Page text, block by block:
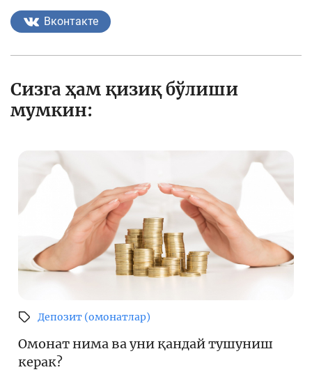
Вконтакте
Сизга ҳам қизиқ бўлиши
мумкин:
Депозит (омонатлар)
Омонат нима ва уни қандай тушуниш
керак?